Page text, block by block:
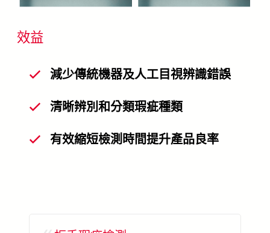
效益
減少傳統機器及人工目視辨識錯誤
清晰辨別和分類瑕疵種類
有效縮短檢測時間提升產品良率